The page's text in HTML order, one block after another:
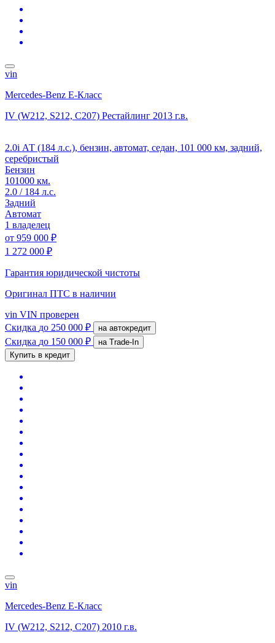
vin
Mercedes-Benz E-Класс
IV (W212, S212, C207) Рестайлинг 2013 г.в.
2.0i АТ (184 л.с.), бензин, автомат, седан, 101 000 км, задний,
серебристый
Бензин
101000 км.
2.0 / 184 л.с.
Задний
Автомат
1 владелец
от 959 000 ₽
1 272 000 ₽
Гарантия юридической чистоты
Оригинал ПТС в наличии
vin VIN проверен
Скидка до 250 000 ₽ на автокредит
Скидка до 150 000 ₽
на Trade-In
Купить в кредит
vin
Mercedes-Benz E-Класс
IV (W212, S212, C207) 2010 г.в.